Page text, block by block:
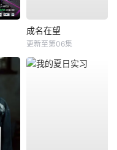
成名在望
更新至第06集